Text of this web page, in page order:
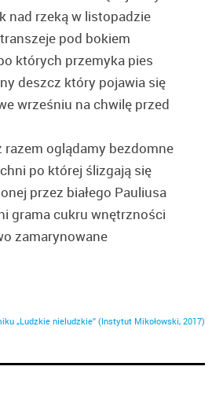
nad rzeką w listopadzie
pod bokiem
których przemyka pies
deszcz który pojawia się
wrześniu na chwilę przed
oglądamy bezdomne
po której ślizgają się
przez białego Pauliusa
grama cukru wnętrzności
zamarynowane
„Ludzkie nieludzkie” (Instytut Mikołowski, 2017)